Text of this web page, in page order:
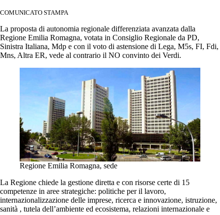
COMUNICATO STAMPA
La proposta di autonomia regionale differenziata avanzata dalla
Regione Emilia Romagna, votata in Consiglio Regionale da PD,
Sinistra Italiana, Mdp e con il voto di astensione di Lega, M5s, FI, Fdi,
Mns, Altra ER, vede al contrario il NO convinto dei Verdi.
Regione Emilia Romagna, sede
La Regione chiede la gestione diretta e con risorse certe di 15
competenze in aree strategiche: politiche per il lavoro,
internazionalizzazione delle imprese, ricerca e innovazione, istruzione,
sanità , tutela dell’ambiente ed ecosistema, relazioni internazionale e